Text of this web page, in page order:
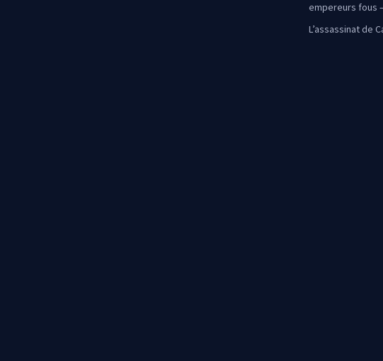
empereurs fous
L’assassinat de